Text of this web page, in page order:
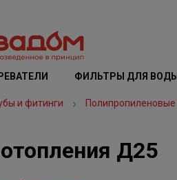
ФИЛЬТРЫ ДЛЯ ВОДЫ
и фитинги Полипропиленовые
Д25